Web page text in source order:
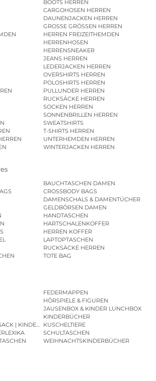
BOOTS HERREN
CARGOHOSEN HERREN
DAUNENJACKEN HERREN
GROSSE GRÖSSEN HERREN
HERREN FREIZEITHEMDEN
HERRENHOSEN
HERRENSNEAKER
JEANS HERREN
LEDERJACKEN HERREN
OVERSHIRTS HERREN
POLOSHIRTS HERREN
PULLUNDER HERREN
RUCKSÄCKE HERREN
SOCKEN HERREN
SONNENBRILLEN HERREN
SWEATSHIRTS
T-SHIRTS HERREN
UNTERHEMDEN HERREN
WINTERJACKEN HERREN
BAUCHTASCHEN DAMEN
CROSSBODY BAGS
DAMENSCHALS & DAMENTÜCHER
GELDBÖRSEN DAMEN
HANDTASCHEN
HARTSCHALENKOFFER
HERREN KOFFER
LAPTOPTASCHEN
RUCKSÄCKE HERREN
TOTE BAG
FEDERMAPPEN
HÖRSPIELE & FIGUREN
JAUSENBOX & KINDER LUNCHBOX
KINDERBÜCHER
KINDERGARTENRUCKSACK | KINDERGARTENBEUTEL
KUSCHELTIERE
SCHULTASCHEN
WEIHNACHTSKINDERBÜCHER